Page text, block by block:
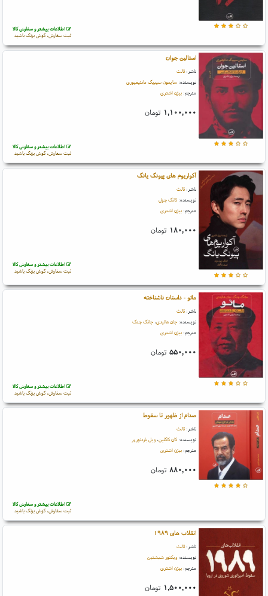
اطلاعات بیشتر و سفارش کالا
ثبت سفارش، گوش بزنگ باشید
استالین جوان
ناشر: ثالث
نویسنده: سایمون سیبیگ مانتیفیوری
مترجم: بیژن اشتری
۱,۱۰۰,۰۰۰ تومان
اطلاعات بیشتر و سفارش کالا
ثبت سفارش، گوش بزنگ باشید
آکواریوم های پیونگ یانگ
ناشر: ثالث
نویسنده: کانگ چول
مترجم: بیژن اشتری
۱۸۰,۰۰۰ تومان
اطلاعات بیشتر و سفارش کالا
ثبت سفارش، گوش بزنگ باشید
مائو - داستان ناشناخته
ناشر: ثالث
نویسنده: جان هالیدی، جانگ چنگ
مترجم: بیژن اشتری
۵۵۰,۰۰۰ تومان
اطلاعات بیشتر و سفارش کالا
ثبت سفارش، گوش بزنگ باشید
صدام از ظهور تا سقوط
ناشر: ثالث
نویسنده: کان کاگلین، ویل باردنورپر
مترجم: بیژن اشتری
۸۸۰,۰۰۰ تومان
اطلاعات بیشتر و سفارش کالا
ثبت سفارش، گوش بزنگ باشید
انقلاب های ۱۹۸۹
ناشر: ثالث
نویسنده: ویکتور شبشتین
مترجم: بیژن اشتری
۱,۵۰۰,۰۰۰ تومان